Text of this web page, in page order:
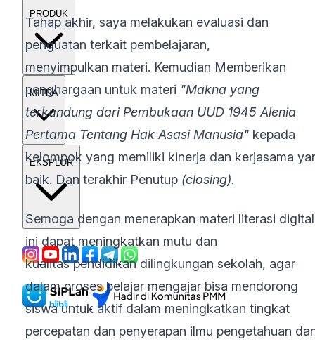
Tahap akhir, saya melakukan evaluasi dan
penguatan terkait pembelajaran,
menyimpulkan materi. Kemudian Memberikan
penghargaan untuk materi "Makna yang
terkandung dari Pembukaan UUD 1945 Alenia
Pertama Tentang Hak Asasi Manusia" kepada
kelompok yang memiliki kinerja dan kerjasama
baik. Dan terakhir Penutup (closing).
Semoga dengan menerapkan materi literasi digital
ini dapat meningkatkan mutu dan
kualitas pendidikan dilingkungan sekolah, agar
dalam proses belajar mengajar bisa mendorong
siswa untuk aktif dalam meningkatkan tingkat
percepatan dan penyerapan ilmu pengetahuan
PRODUK
MITRA
EKSPLOR